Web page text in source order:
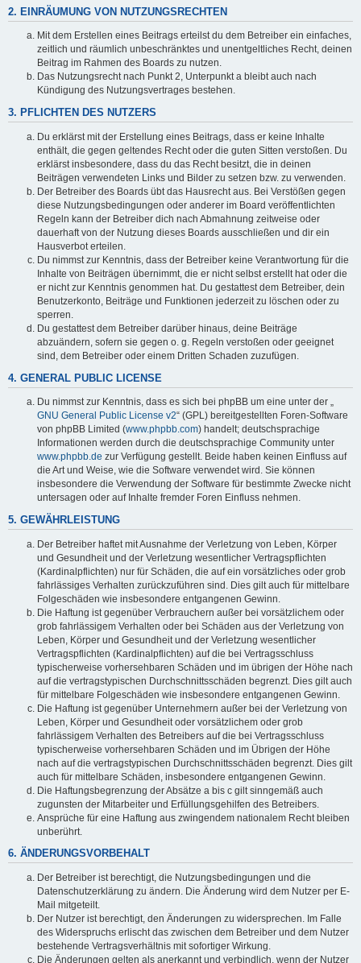
2. EINRÄUMUNG VON NUTZUNGSRECHTEN
Mit dem Erstellen eines Beitrags erteilst du dem Betreiber ein einfaches,
zeitlich und räumlich unbeschränktes und unentgeltliches Recht, deinen
Beitrag im Rahmen des Boards zu nutzen.
Das Nutzungsrecht nach Punkt 2, Unterpunkt a bleibt auch nach
Kündigung des Nutzungsvertrages bestehen.
3. PFLICHTEN DES NUTZERS
Du erklärst mit der Erstellung eines Beitrags, dass er keine Inhalte
enthält, die gegen geltendes Recht oder die guten Sitten verstoßen. Du
erklärst insbesondere, dass du das Recht besitzt, die in deinen
Beiträgen verwendeten Links und Bilder zu setzen bzw. zu verwenden.
Der Betreiber des Boards übt das Hausrecht aus. Bei Verstößen gegen
diese Nutzungsbedingungen oder anderer im Board veröffentlichten
Regeln kann der Betreiber dich nach Abmahnung zeitweise oder
dauerhaft von der Nutzung dieses Boards ausschließen und dir ein
Hausverbot erteilen.
Du nimmst zur Kenntnis, dass der Betreiber keine Verantwortung für die
Inhalte von Beiträgen übernimmt, die er nicht selbst erstellt hat oder die
er nicht zur Kenntnis genommen hat. Du gestattest dem Betreiber, dein
Benutzerkonto, Beiträge und Funktionen jederzeit zu löschen oder zu
sperren.
Du gestattest dem Betreiber darüber hinaus, deine Beiträge
abzuändern, sofern sie gegen o. g. Regeln verstoßen oder geeignet
sind, dem Betreiber oder einem Dritten Schaden zuzufügen.
4. GENERAL PUBLIC LICENSE
Du nimmst zur Kenntnis, dass es sich bei phpBB um eine unter der „
GNU General Public License v2“ (GPL) bereitgestellten Foren-Software
von phpBB Limited (www.phpbb.com) handelt; deutschsprachige
Informationen werden durch die deutschsprachige Community unter
www.phpbb.de zur Verfügung gestellt. Beide haben keinen Einfluss auf
die Art und Weise, wie die Software verwendet wird. Sie können
insbesondere die Verwendung der Software für bestimmte Zwecke nicht
untersagen oder auf Inhalte fremder Foren Einfluss nehmen.
5. GEWÄHRLEISTUNG
Der Betreiber haftet mit Ausnahme der Verletzung von Leben, Körper
und Gesundheit und der Verletzung wesentlicher Vertragspflichten
(Kardinalpflichten) nur für Schäden, die auf ein vorsätzliches oder grob
fahrlässiges Verhalten zurückzuführen sind. Dies gilt auch für mittelbare
Folgeschäden wie insbesondere entgangenen Gewinn.
Die Haftung ist gegenüber Verbrauchern außer bei vorsätzlichem oder
grob fahrlässigem Verhalten oder bei Schäden aus der Verletzung von
Leben, Körper und Gesundheit und der Verletzung wesentlicher
Vertragspflichten (Kardinalpflichten) auf die bei Vertragsschluss
typischerweise vorhersehbaren Schäden und im übrigen der Höhe nach
auf die vertragstypischen Durchschnittsschäden begrenzt. Dies gilt auch
für mittelbare Folgeschäden wie insbesondere entgangenen Gewinn.
Die Haftung ist gegenüber Unternehmern außer bei der Verletzung von
Leben, Körper und Gesundheit oder vorsätzlichem oder grob
fahrlässigem Verhalten des Betreibers auf die bei Vertragsschluss
typischerweise vorhersehbaren Schäden und im Übrigen der Höhe
nach auf die vertragstypischen Durchschnittsschäden begrenzt. Dies gilt
auch für mittelbare Schäden, insbesondere entgangenen Gewinn.
Die Haftungsbegrenzung der Absätze a bis c gilt sinngemäß auch
zugunsten der Mitarbeiter und Erfüllungsgehilfen des Betreibers.
Ansprüche für eine Haftung aus zwingendem nationalem Recht bleiben
unberührt.
6. ÄNDERUNGSVORBEHALT
Der Betreiber ist berechtigt, die Nutzungsbedingungen und die
Datenschutzerklärung zu ändern. Die Änderung wird dem Nutzer per E-
Mail mitgeteilt.
Der Nutzer ist berechtigt, den Änderungen zu widersprechen. Im Falle
des Widerspruchs erlischt das zwischen dem Betreiber und dem Nutzer
bestehende Vertragsverhältnis mit sofortiger Wirkung.
Die Änderungen gelten als anerkannt und verbindlich, wenn der Nutzer